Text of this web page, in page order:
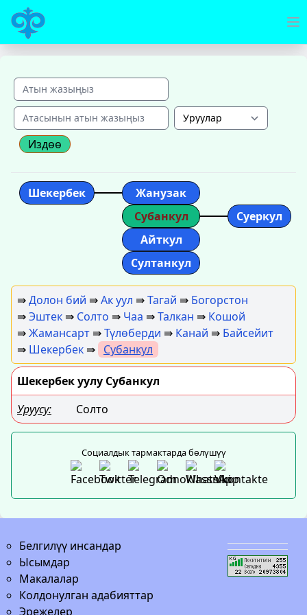
Издөө
Шекербек
Жанузак
Субанкул
Суеркул
Айткул
Султанкул
⇛Долон бий ⇛Ак уул ⇛Тагай ⇛ Богорстон
⇛Эштек ⇛ Солто ⇛ Чаа ⇛Талкан ⇛ Кошой
⇛Жамансарт ⇛Түлөберди ⇛ Канай ⇛ Байсейит
⇛ Шекербек ⇛ Субанкул
Шекербек уулу Субанкул
Уруусу:
Солто
Социалдык тармактарда бөлүшүү
Белгилүү инсандар
Ысымдар
Макалалар
Колдонулган адабияттар
Эрежелер